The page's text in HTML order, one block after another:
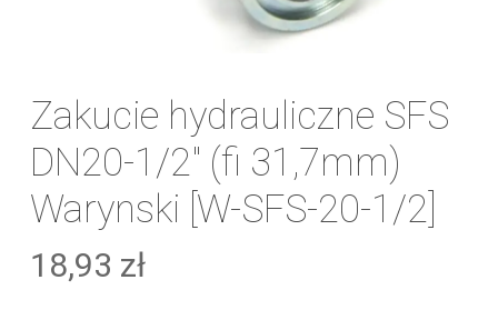
Zakucie hydrauliczne SFS
DN20-1/2″ (fi 31,7mm)
Warynski [W-SFS-20-1/2]
18,93 zł